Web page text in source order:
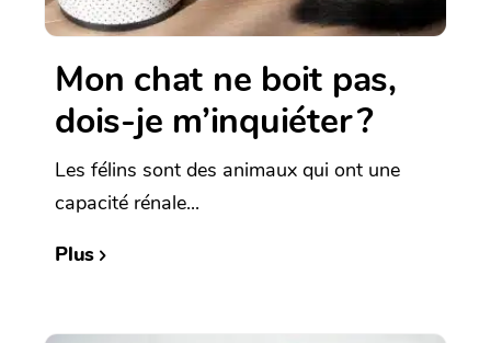
Mon chat ne boit pas,
dois-je m’inquiéter ?
Les félins sont des animaux qui ont une
capacité rénale...
Plus